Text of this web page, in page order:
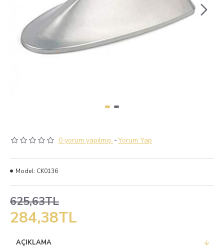
0 yorum yapılmış. -Yorum Yap
284,38TL
625,63TL
Model: CK0136
AÇIKLAMA